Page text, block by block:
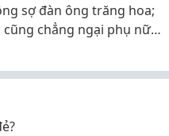
sợ đàn ông trăng hoa;
chẳng ngại phụ nữ